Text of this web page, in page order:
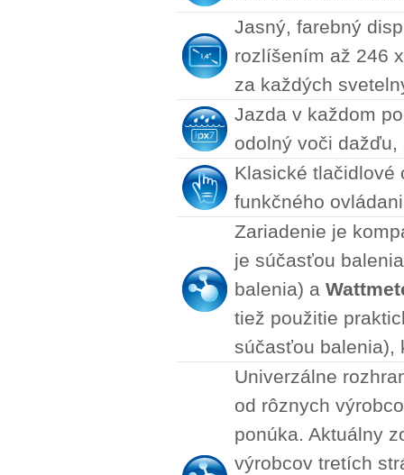
Jasný, farebný
rozlíšením až 246
za každých
Jazda v každom
odolný voči
Klasické tlačidlové
funkčného
Zariadenie je
je súčasťou
balenia) a
tiež použitie
súčasťou balenia),
Univerzálne
od rôznych
ponúka. Aktuálny
výrobcov tretích